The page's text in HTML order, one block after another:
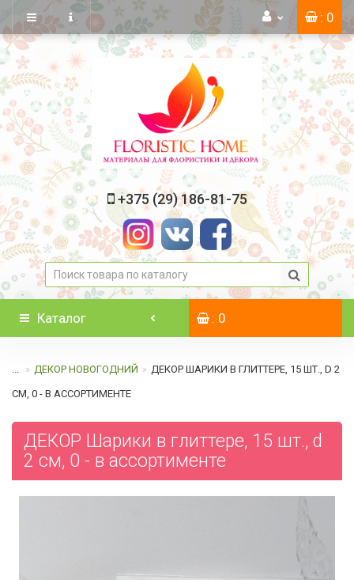
: 0
+375 (29) 186-81-75
Каталог : 0
... ДЕКОР НОВОГОДНИЙ ДЕКОР ШАРИКИ В ГЛИТТЕРЕ, 15 ШТ., D 2
СМ, 0 - В АССОРТИМЕНТЕ
ДЕКОР Шарики в глиттере, 15 шт., d
2 см, 0 - в ассортименте